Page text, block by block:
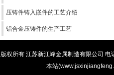
压铸件铸入嵌件的工艺介绍
铝合金压铸件的生产工艺
版权所有 江苏新江峰金属制造有限公司
本站